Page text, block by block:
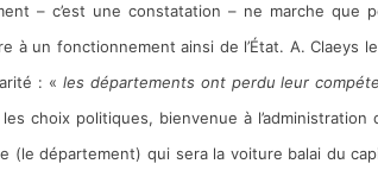
– c’est une constatation – ne marche
à un fonctionnement ainsi de l’État. A. Claeys
: « les départements ont perdu leur
choix politiques, bienvenue à
(le département) qui sera la voiture balai du